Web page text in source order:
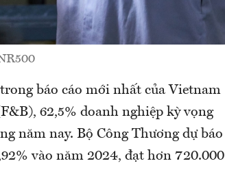
báo cáo mới nhất của Vietnam
62,5% doanh nghiệp kỳ vọng
năm nay. Bộ Công Thương dự báo
vào năm 2024, đạt hơn 720.000